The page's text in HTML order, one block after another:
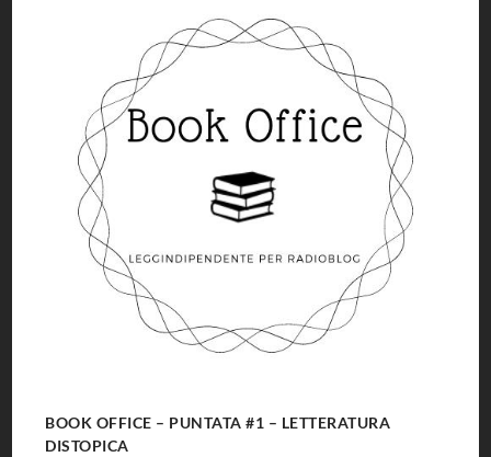
BOOK OFFICE – PUNTATA #1 – LETTERATURA
DISTOPICA